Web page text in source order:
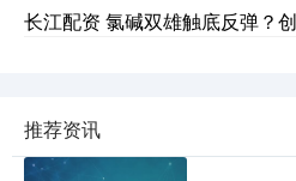
长江配资 氯碱双雄触底反弹？
推荐资讯